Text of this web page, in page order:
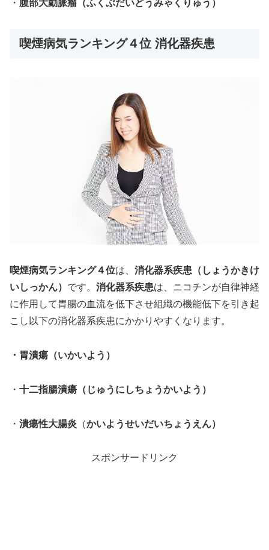
・ 腹部大動脈瘤（ふくぶだいどうみゃくりゅう）
喫煙病気ランキング４位 消化器疾患
喫煙病気ランキング４位は、 消化器系疾患（しょうかきけ
いしっかん） です。 消化器系疾患は、ニコチンが自律神経
に作用して胃腸の血流を低下させ組織の機能低下を引き起
こし以下の消化器系疾患にかかりやすくなります。
・胃潰瘍（いかいよう）
・ 十二指腸潰瘍（じゅうにしちょうかいよう）
・ 潰瘍性大腸炎 （かいようせいだいちょうえん）
スポンサードリンク